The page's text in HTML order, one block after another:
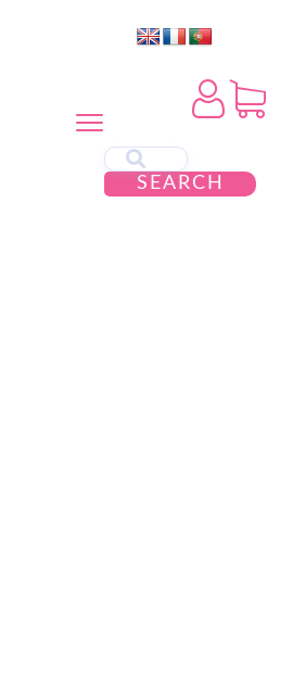
SEARCH